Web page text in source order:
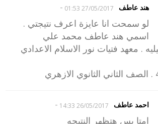
هند عاطف 27/05/2017 01:53
-
لو سمحت انا عايزة اعرف نتيجتي .
اسمي هند عاطف محمد علي
. معهد فتيات نور الاسلام الاعدادي
احمد عاطف 26/05/2017 14:33
-
امتا بس هتظهر النتيجه